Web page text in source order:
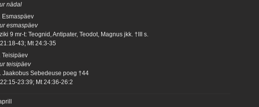
nädal
Esmaspäev
esmaspäev
9 mr-t: Teognid, Antipater, Teodot, Magnus jkk. †III s.
43; Mt 24:3-35
Teisipäev
teisipäev
Jaakobus Sebedeuse poeg †44
23:39; Mt 24:36-26:2